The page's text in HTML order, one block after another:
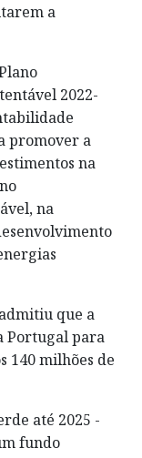
a
2022-
promover a
na
na
que a
Portugal para
140 milhões de
até 2025 -
fundo